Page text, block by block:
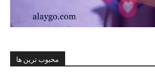
محبوب ترین ها